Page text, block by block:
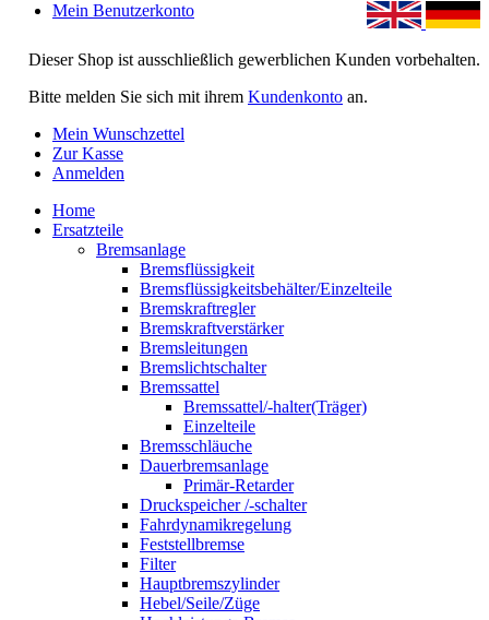
Dieser Shop ist ausschließlich gewerblichen Kunden vorbehalten.
Bitte melden Sie sich mit ihrem Kundenkonto an.
Mein Benutzerkonto
Mein Wunschzettel
Zur Kasse
Anmelden
Home
Ersatzteile
Bremsanlage
Bremsflüssigkeit
Bremsflüssigkeitsbehälter/Einzelteile
Bremskraftregler
Bremskraftverstärker
Bremsleitungen
Bremslichtschalter
Bremssattel
Bremssattel/-halter(Träger)
Einzelteile
Bremsschläuche
Dauerbremsanlage
Primär-Retarder
Druckspeicher /-schalter
Fahrdynamikregelung
Feststellbremse
Filter
Hauptbremszylinder
Hebel/Seile/Züge